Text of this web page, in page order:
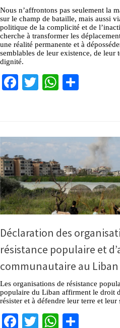
Nous n’affrontons pas seulement la
sur le champ de bataille, mais aussi
politique de la complicité et de
cherche à transformer les
une réalité permanente et à
semblables de leur existence, de leur
dignité.
Facebook
TwitterWhatsApp
Déclaration des
résistance populaire et
communautaire au Liban
Les organisations de résistance
populaire du Liban affirment le droit
résister et à défendre leur terre et leur
Facebook
TwitterWhatsApp